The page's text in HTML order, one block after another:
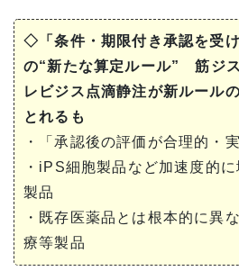
◇「条件・期限付き承認を受
の“新たな算定ルール” 筋ジ
レビジス点滴静注が新ルール
とれるも
・「承認後の評価が合理的・
・iPS細胞製品など加速度的
製品
・既存医薬品とは根本的に異
療等製品